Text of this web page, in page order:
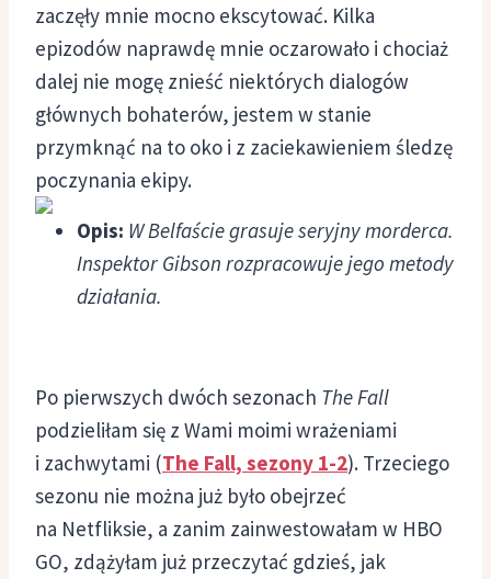
zaczęły mnie mocno ekscytować. Kilka
epizodów naprawdę mnie oczarowało i chociaż
dalej nie mogę znieść niektórych dialogów
głównych bohaterów, jestem w stanie
przymknąć na to oko i z zaciekawieniem śledzę
poczynania ekipy.
Opis: W Belfaście grasuje seryjny morderca.
Inspektor Gibson rozpracowuje jego metody
działania.
Po pierwszych dwóch sezonach The Fall
podzieliłam się z Wami moimi wrażeniami
i zachwytami (The Fall, sezony 1-2). Trzeciego
sezonu nie można już było obejrzeć
na Netfliksie, a zanim zainwestowałam w HBO
GO, zdążyłam już przeczytać gdzieś, jak